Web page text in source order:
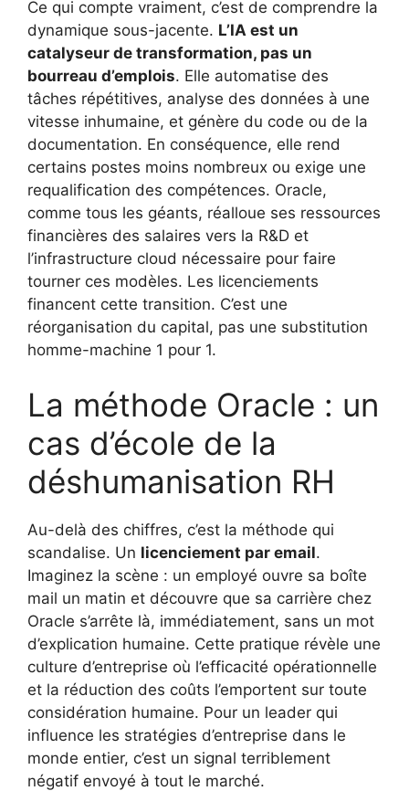
Ce qui compte vraiment, c’est de comprendre la
dynamique sous-jacente. L’IA est un
catalyseur de transformation, pas un
bourreau d’emplois. Elle automatise des
tâches répétitives, analyse des données à une
vitesse inhumaine, et génère du code ou de la
documentation. En conséquence, elle rend
certains postes moins nombreux ou exige une
requalification des compétences. Oracle,
comme tous les géants, réalloue ses ressources
financières des salaires vers la R&D et
l’infrastructure cloud nécessaire pour faire
tourner ces modèles. Les licenciements
financent cette transition. C’est une
réorganisation du capital, pas une substitution
homme-machine 1 pour 1.
La méthode Oracle : un
cas d’école de la
déshumanisation RH
Au-delà des chiffres, c’est la méthode qui
scandalise. Un licenciement par email.
Imaginez la scène : un employé ouvre sa boîte
mail un matin et découvre que sa carrière chez
Oracle s’arrête là, immédiatement, sans un mot
d’explication humaine. Cette pratique révèle une
culture d’entreprise où l’efficacité opérationnelle
et la réduction des coûts l’emportent sur toute
considération humaine. Pour un leader qui
influence les stratégies d’entreprise dans le
monde entier, c’est un signal terriblement
négatif envoyé à tout le marché.